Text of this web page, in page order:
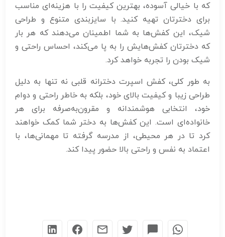
که با خیالی آسوده، بهترین کیفیت را با هزینه‌ای مناسب
برای دخترتان تهیه کنید. با سایزبندی متنوع و طراحی
شیک، این کفش‌ها به شما اطمینان می‌دهند که هر بار
که دخترتان کفش‌هایش را به پا می‌کند، احساس راحتی و
شیک بودن را تجربه خواهد کرد.
به طور کلی، کفش اسپرت دخترانه قلبی نه تنها به دلیل
طراحی زیبا و کیفیت بالای خود، بلکه به خاطر راحتی و دوام
خود، انتخابی هوشمندانه و مقرون‌به‌صرفه برای هر
خانواده‌ای است. این کفش‌ها به دختر شما کمک خواهند
کرد تا در هر محیطی، از مدرسه گرفته تا مهمانی‌ها، با
اعتماد به نفس و راحتی بالا حضور پیدا کند.